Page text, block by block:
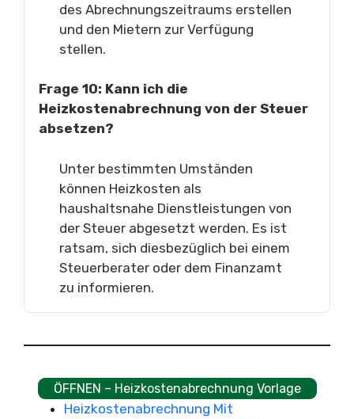
des Abrechnungszeitraums erstellen
und den Mietern zur Verfügung
stellen.
Frage 10: Kann ich die
Heizkostenabrechnung von der Steuer
absetzen?
Unter bestimmten Umständen
können Heizkosten als
haushaltsnahe Dienstleistungen von
der Steuer abgesetzt werden. Es ist
ratsam, sich diesbezüglich bei einem
Steuerberater oder dem Finanzamt
zu informieren.
ÖFFNEN – Heizkostenabrechnung Vorlage
Heizkostenabrechnung Mit